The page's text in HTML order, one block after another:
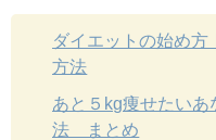
ダイエットの始め方
方法
あと５kg痩せたい
法 まとめ